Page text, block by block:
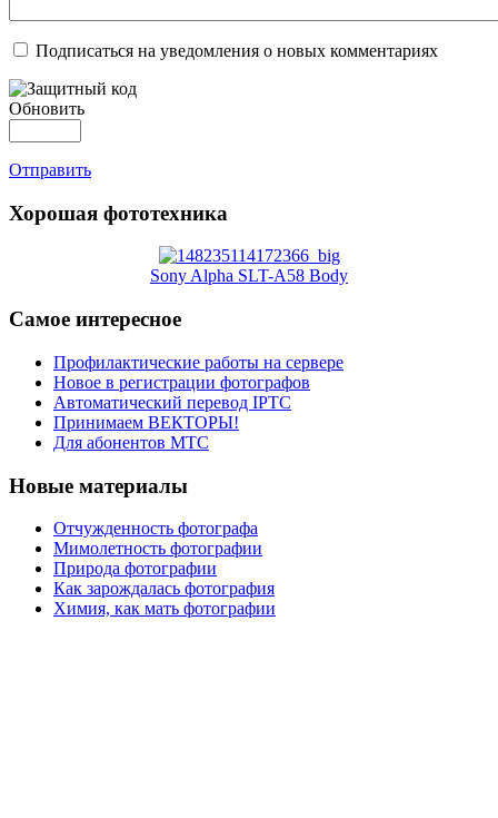
Подписаться на уведомления о новых комментариях
Обновить
Отправить
Хорошая фототехника
Sony Alpha SLT-A58 Body
Самое интересное
Профилактические работы на сервере
Новое в регистрации фотографов
Автоматический перевод IPTC
Принимаем ВЕКТОРЫ!
Для абонентов МТС
Новые материалы
Отчужденность фотографа
Мимолетность фотографии
Природа фотографии
Как зарождалась фотография
Химия, как мать фотографии